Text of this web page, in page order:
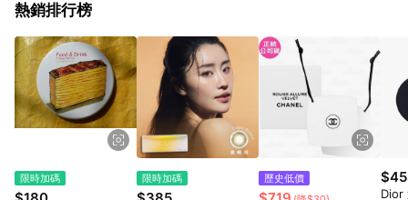
熱銷排行榜
限時加碼 限時加碼 歷史低價
Dior